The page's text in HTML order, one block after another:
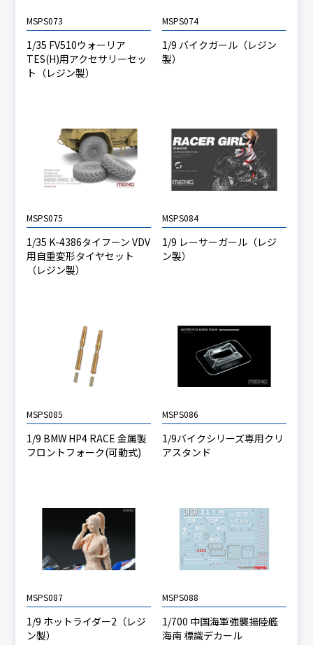
MSPS073
1/35 FV510ウォーリア
TES(H)用アクセサリーセッ
ト（レジン製）
MSPS074
1/9 バイクガール（レジン
製）
MSPS075
1/35 K-4386タイフーン VDV
用自重変形タイヤセット
（レジン製）
MSPS084
1/9 レーサーガール（レジ
ン製）
MSPS085
1/9 BMW HP4 RACE 金属製
フロントフォーク(可動式)
MSPS086
1/9バイクシリーズ専用クリ
アスタンド
MSPS087
1/9 ホットライダー2（レジ
ン製）
MSPS088
1/700 中国海軍強襲揚陸艦
海南 標識デカール